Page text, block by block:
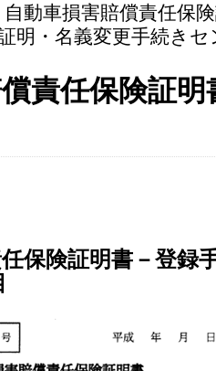
自動車損害賠償責任保
明・名義変更手続き
償責任保険証
保険証明書－登録